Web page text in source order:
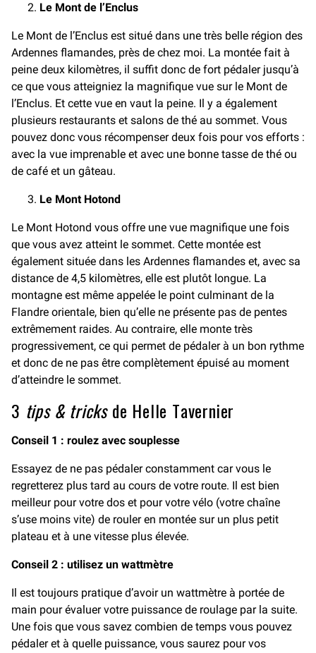
Le Mont de l’Enclus
Le Mont de l’Enclus est situé dans une très belle région des
Ardennes flamandes, près de chez moi. La montée fait à
peine deux kilomètres, il suffit donc de fort pédaler jusqu’à
ce que vous atteigniez la magnifique vue sur le Mont de
l’Enclus. Et cette vue en vaut la peine. Il y a également
plusieurs restaurants et salons de thé au sommet. Vous
pouvez donc vous récompenser deux fois pour vos efforts :
avec la vue imprenable et avec une bonne tasse de thé ou
de café et un gâteau.
Le Mont Hotond
Le Mont Hotond vous offre une vue magnifique une fois
que vous avez atteint le sommet. Cette montée est
également située dans les Ardennes flamandes et, avec sa
distance de 4,5 kilomètres, elle est plutôt longue. La
montagne est même appelée le point culminant de la
Flandre orientale, bien qu’elle ne présente pas de pentes
extrêmement raides. Au contraire, elle monte très
progressivement, ce qui permet de pédaler à un bon rythme
et donc de ne pas être complètement épuisé au moment
d’atteindre le sommet.
3 tips & tricksde Helle Tavernier
Conseil 1 : roulez avec souplesse
Essayez de ne pas pédaler constamment car vous le
regretterez plus tard au cours de votre route. Il est bien
meilleur pour votre dos et pour votre vélo (votre chaîne
s’use moins vite) de rouler en montée sur un plus petit
plateau et à une vitesse plus élevée.
Conseil 2 : utilisez un wattmètre
Il est toujours pratique d’avoir un wattmètre à portée de
main pour évaluer votre puissance de roulage par la suite.
Une fois que vous savez combien de temps vous pouvez
pédaler et à quelle puissance, vous saurez pour vos